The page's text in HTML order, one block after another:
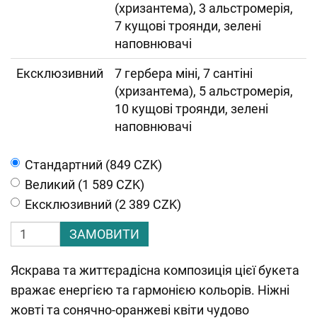
(хризантема), 3 альстромерія,
7 кущові троянди, зелені
наповнювачі
Ексклюзивний
7 гербера міні, 7 сантіні
(хризантема), 5 альстромерія,
10 кущові троянди, зелені
наповнювачі
Cтандартний (849 CZK)
Великий (1 589 CZK)
Ексклюзивний (2 389 CZK)
ЗАМОВИТИ
Яскрава та життєрадісна композиція цієї букета
вражає енергією та гармонією кольорів. Ніжні
жовті та сонячно-оранжеві квіти чудово